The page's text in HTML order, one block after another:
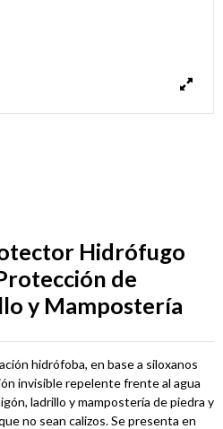
Hidrófugo
de
y Mampostería
hidrófoba, en base a siloxanos
invisible repelente frente al agua
ladrillo y mampostería de piedra y
no sean calizos. Se presenta en